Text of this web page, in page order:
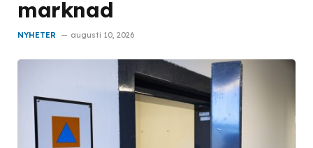
marknad
NYHETER augusti 10, 2026